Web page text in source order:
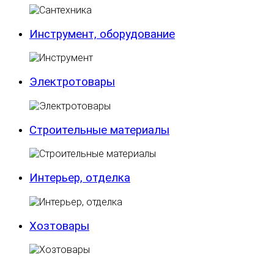
Инструмент, оборудование
Электротовары
Строительные материалы
Интерьер, отделка
Хозтовары